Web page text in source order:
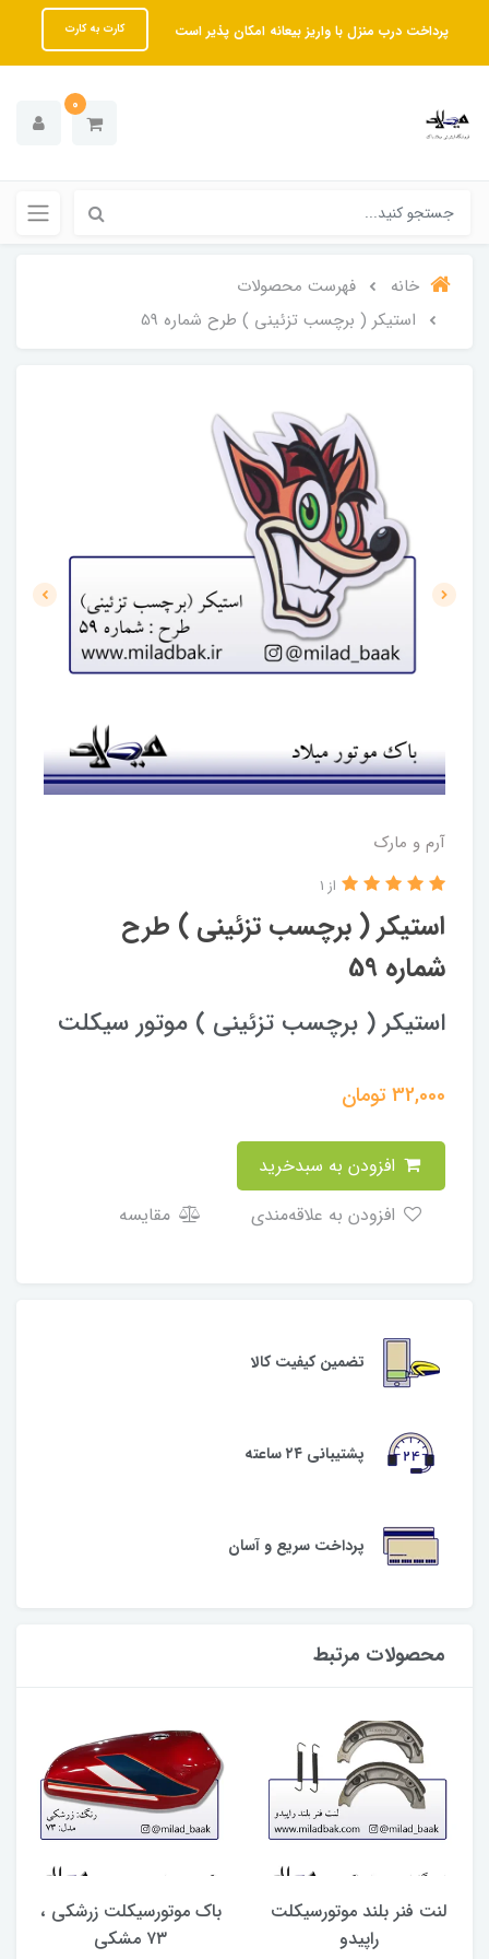
پرداخت درب منزل با واریز بیعانه امکان پذیر است کارت به کارت
0
خانه
فهرست محصولات
استیکر ( برچسب تزئینی ) طرح شماره 59
آرم و مارک
استیکر ( برچسب تزئینی ) طرح
شماره 59
از 1
استیکر ( برچسب تزئینی ) موتور سیکلت
32,000تومان
مقایسه
تضمین کیفیت کالا
پشتیبانی ۲۴ ساعته
پرداخت سریع و آسان
محصولات مرتبط
لنت فنر بلند موتورسیکلت
راپیدو
باک موتورسیکلت زرشکی ،
۷۳ مشکی